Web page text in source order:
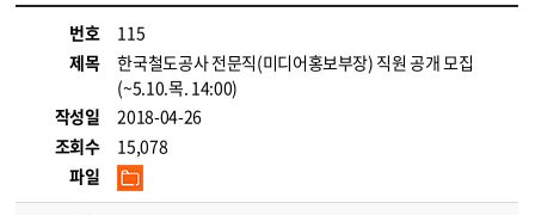
번호
115
제목
한국철도공사 전문직(미디어홍보부장) 직원 공개 모집
(~5.10.목. 14:00)
작성일
2018-04-26
조회수
15,078
파일